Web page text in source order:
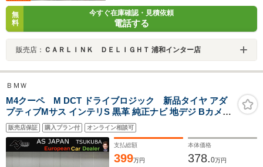
無
料
今すぐ在庫確認・見積依頼
電話する
販売店： ＣＡＲＬＩＮＫ ＤＥＬＩＧＨＴ 浦和インター店
ＢＭＷ
M4クーペ M DCT ドライブロジック 新品タイヤ アダ
プティブMサス インテリS 黒革 純正ナビ 地デジ Bカメラ
AC Schnitzerサイド&リアスカート>ウィング KW車高調
SSR19inAW HarmanKardon arcリアタワーバー 電動リ
アシェード Bカメラ 禁煙車
販売店保証 購入プラン付 オンライン相談可
支払総額
399万円
本体価格
378.0万円